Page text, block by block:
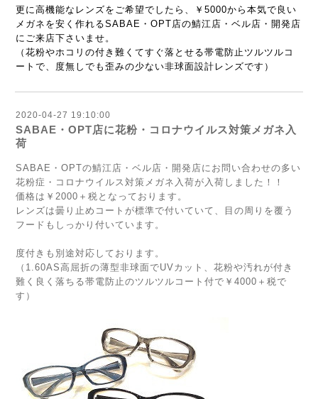
更に高機能なレンズをご希望でしたら、￥5000から本気で良い
メガネを安く作れるSABAE・OPT店の鯖江店・ベル店・開発店
にご来店下さいませ。
（花粉やホコリの付き難くてすぐ落とせる帯電防止ツルツルコ
ートで、度無しでも歪みの少ない非球面設計レンズです）
2020-04-27 19:10:00
SABAE・OPT店に花粉・コロナウイルス対策メガネ入
荷
SABAE・OPTの鯖江店・ベル店・開発店にお問い合わせの多い
花粉症・コロナウイルス対策メガネ入荷が入荷しました！！
価格は￥2000＋税となっております。
レンズは曇り止めコートが標準で付いていて、目の周りを覆う
フードもしっかり付いています。
度付きも別途対応しております。
（1.60AS高屈折の薄型非球面でUVカット、花粉や汚れが付き
難く良く落ちる帯電防止のツルツルコート付で￥4000＋税で
す）